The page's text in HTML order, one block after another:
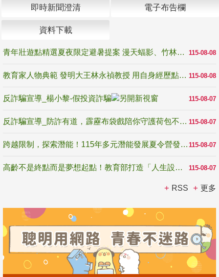
即時新聞澄清 電子布告欄
資料下載
115-08-08
青年壯遊點精選夏夜限定避暑提案 漫天蝠影、竹林尋蛙、茶香夜觀 邀青年暮色出發
115-08-08
教育家人物典範 發明大王林永禎教授 用自身經歷點亮學生的路
115-08-07
反詐騙宣導_楊小黎-假投資詐騙
115-08-07
反詐騙宣導_防詐有道，霹靂布袋戲陪你守護荷包不受騙
115-08-07
跨越限制，探索潛能！115年多元潛能發展夏令營發掘生命無限可能
115-08-07
高齡不是終點而是夢想起點！教育部打造「人生設計夢工場」 參展第3屆高齡健康產業博覽會
RSS 更多